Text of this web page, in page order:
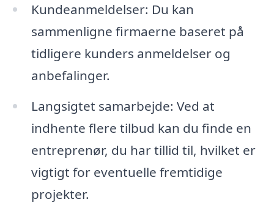
Kundeanmeldelser: Du kan
sammenligne firmaerne baseret på
tidligere kunders anmeldelser og
anbefalinger.
Langsigtet samarbejde: Ved at
indhente flere tilbud kan du finde en
entreprenør, du har tillid til, hvilket er
vigtigt for eventuelle fremtidige
projekter.